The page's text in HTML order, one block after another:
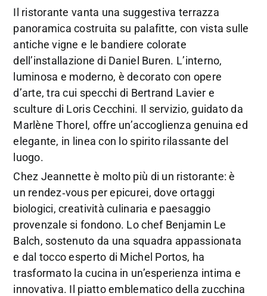
Il ristorante vanta una suggestiva terrazza
panoramica costruita su palafitte, con vista sulle
antiche vigne e le bandiere colorate
dell’installazione di Daniel Buren. L’interno,
luminosa e moderno, è decorato con opere
d’arte, tra cui specchi di Bertrand Lavier e
sculture di Loris Cecchini. Il servizio, guidato da
Marlène Thorel, offre un’accoglienza genuina ed
elegante, in linea con lo spirito rilassante del
luogo.
Chez Jeannette è molto più di un ristorante: è
un rendez‑vous per epicurei, dove ortaggi
biologici, creatività culinaria e paesaggio
provenzale si fondono. Lo chef Benjamin Le
Balch, sostenuto da una squadra appassionata
e dal tocco esperto di Michel Portos, ha
trasformato la cucina in un’esperienza intima e
innovativa. Il piatto emblematico della zucchina